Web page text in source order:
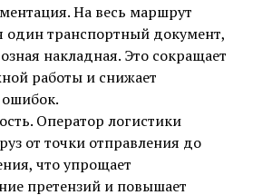
На весь маршрут
один транспортный документ,
накладная. Это сокращает
работы и снижает
ошибок.
Оператор логистики
от точки отправления до
что упрощает
претензий и повышает